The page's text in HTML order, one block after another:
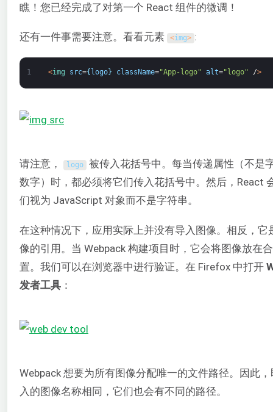
瞧！您已经完成了对第一个 React 组件的微调！
还有一件事需要注意。看看元素 <img> :
1 <img src={logo} className="App-logo" alt="logo" />
请注意， logo 被传入花括号中。每当传递属性（不是
数字）时，都必须将它们传入花括号中。然后，React
们视为 JavaScript 对象而不是字符串。
在这种情况下，应用实际上并没有导入图像。相反，它
像的引用。当 Webpack 构建项目时，它会将图像放在
置。我们可以在浏览器中进行验证。在 Firefox 中打开
发者工具 ：
Webpack 想要为所有图像分配唯一的文件路径。因此
入的图像名称相同，它们也会有不同的路径。